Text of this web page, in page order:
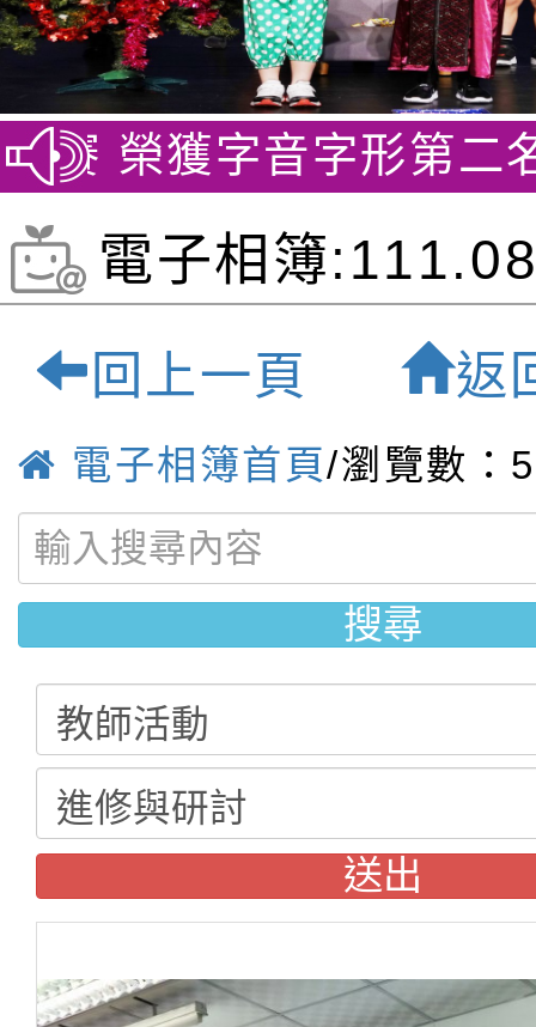
獲字音字形第二名 賀
電子相簿
師師訓-桃園最
小學
回上一頁 返
電子相簿首頁/瀏覽數：
搜尋
送出